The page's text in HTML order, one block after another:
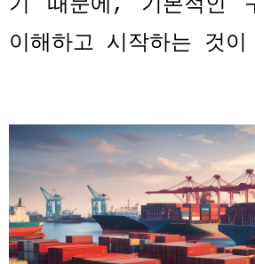
기 때문에 , 기본적인
이해하고 시작하는 것이